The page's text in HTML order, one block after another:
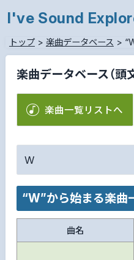
I've Sound
トップ> 楽曲データベース >
楽曲データベース（頭
楽曲一覧リストへ
W
“W”から始まる楽曲
曲名